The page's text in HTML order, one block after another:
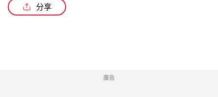
分享
廣告